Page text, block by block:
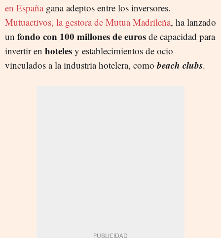
en Españagana adeptos entre los inversores.
Mutuactivos, la gestora de Mutua Madrileña, ha lanzado
un fondo con 100 millones de euros de capacidad para
invertir en hoteles y establecimientos de ocio
vinculados a la industria hotelera, comobeach clubs.